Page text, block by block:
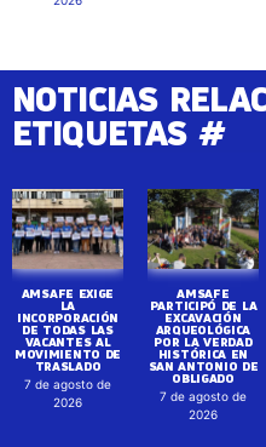
NOTICIAS
ETIQUETAS #
AMSAFE EXIGE
LA
INCORPORACIÓN
DE TODAS LAS
VACANTES AL
MOVIMIENTO DE
TRASLADO
7 de agosto de
2026
AMSAFE
PARTICIPÓ DE LA
EXCAVACIÓN
ARQUEOLÓGICA
POR LA VERDAD
HISTÓRICA EN
SAN ANTONIO DE
OBLIGADO
7 de agosto de
2026